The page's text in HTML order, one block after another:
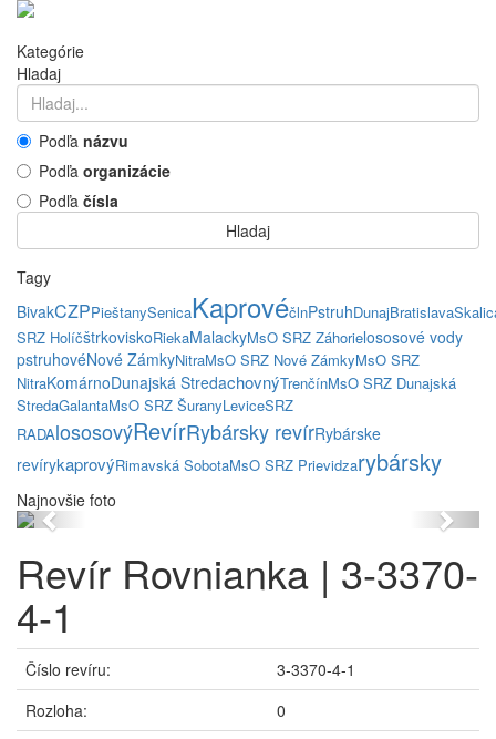
Kategórie
Hladaj
Podľa názvu
Podľa organizácie
Podľa čísla
Hladaj
Tagy
BivakCZPPieštanySenicaKaprovéčlnPstruhDunajBratislava
SRZ HolíčštrkoviskoRiekaMalackyMsO SRZ Záhorielososové vody
pstruhovéNové ZámkyNitraMsO SRZ Nové ZámkyMsO SRZ
NitraKomárnoDunajská StredachovnýTrenčínMsO SRZ Dunajská
StredaGalantaMsO SRZ ŠuranyLeviceSRZ
RADAlososovýRevírRybársky revírRybárske
revírykaprovýRimavská SobotaMsO SRZ Prievidzarybársky
Najnovšie foto
Previous Next
Revír Rovnianka | 3-3370-
4-1
Číslo revíru:
3-3370-4-1
Rozloha:
0